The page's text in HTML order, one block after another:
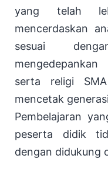
yang telah
mencerdaskan
sesuai
serta religi
mencetak
Pembelajaran
peserta didik
dengan didukung